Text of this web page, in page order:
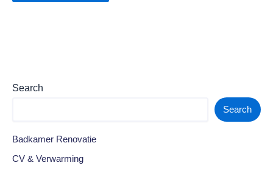
Search
Search
Badkamer Renovatie
CV & Verwarming